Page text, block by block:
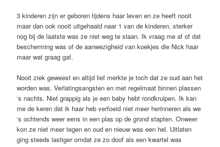
3 kinderen zijn er geboren tijdens haar leven en ze heeft nooit
maar dan ook nooit uitgehaald naar 1 van de kinderen, sterker
nog bij de laatste was ze niet weg te slaan. Ik vraag me af of dat
bescherming was of de aanwezigheid van koekjes die Nick haar
maar wat graag gaf.
Nooit ziek geweest en altijd lief merkte je toch dat ze oud aan het
worden was. Verlatingsangsten en met regelmaat binnen plassen
‘s nachts. Niet grappig als je een baby hebt rondkruipen. Ik kan
me de keren dat ik haar heb verfoeid niet meer herinneren als we
‘s ochtends weer eens in een plas op de grond stapten. Onweer
kon ze niet meer tegen en oud en nieuw was een hel. Uitlaten
ging steeds lastiger omdat ze zo doof als een kwartel was